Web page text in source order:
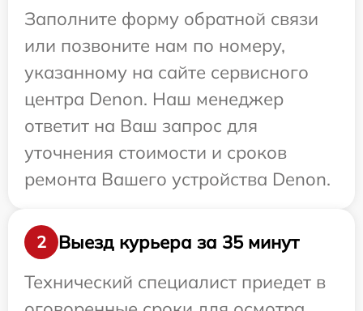
Заполните форму обратной связи
или позвоните нам по номеру,
указанному на сайте сервисного
центра Denon. Наш менеджер
ответит на Ваш запрос для
уточнения стоимости и сроков
ремонта Вашего устройства Denon.
2
Выезд курьера за 35 минут
Технический специалист приедет в